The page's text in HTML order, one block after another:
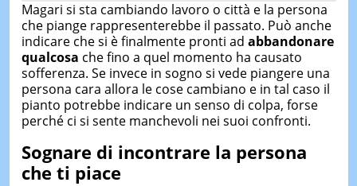
Magari si sta cambiando lavoro o città e la persona
che piange rappresenterebbe il passato. Può anche
indicare che si è finalmente pronti ad abbandonare
qualcosa che fino a quel momento ha causato
sofferenza. Se invece in sogno si vede piangere una
persona cara allora le cose cambiano e in tal caso il
pianto potrebbe indicare un senso di colpa, forse
perché ci si sente manchevoli nei suoi confronti.
Sognare di incontrare la persona
che ti piace